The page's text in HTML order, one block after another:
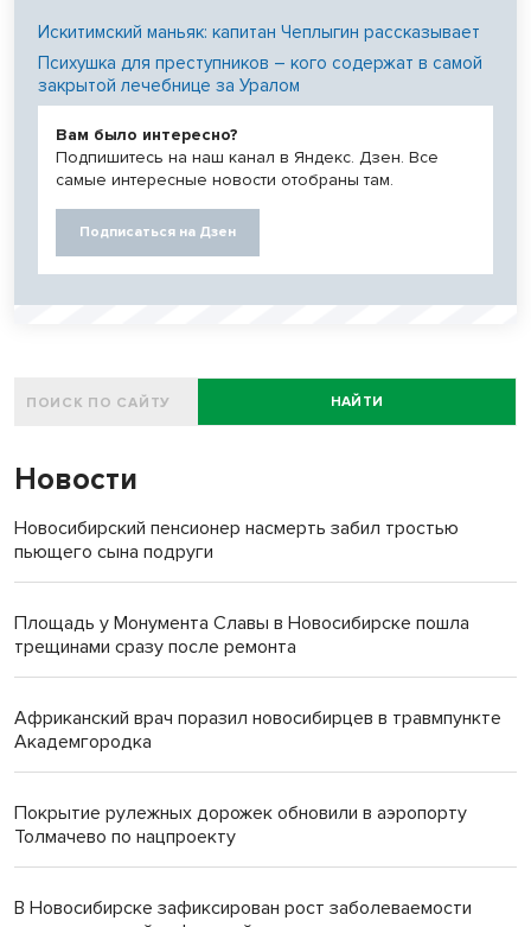
Искитимский маньяк: капитан Чеплыгин рассказывает
Психушка для преступников – кого содержат в самой
закрытой лечебнице за Уралом
Вам было интересно?
Подпишитесь на наш канал в Яндекс. Дзен. Все
самые интересные новости отобраны там.
Подписаться на Дзен
НАЙТИ
Новости
Новосибирский пенсионер насмерть забил тростью
пьющего сына подруги
Площадь у Монумента Славы в Новосибирске пошла
трещинами сразу после ремонта
Африканский врач поразил новосибирцев в травмпункте
Академгородка
Покрытие рулежных дорожек обновили в аэропорту
Толмачево по нацпроекту
В Новосибирске зафиксирован рост заболеваемости